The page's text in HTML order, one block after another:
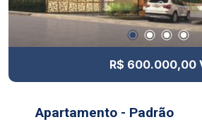
R$ 600.000,00
Apartamento - Padrão